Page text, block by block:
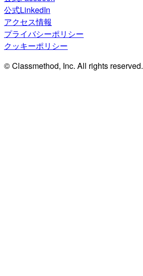
公式LinkedIn
アクセス情報
プライバシーポリシー
クッキーポリシー
© Classmethod, Inc. All rights reserved.